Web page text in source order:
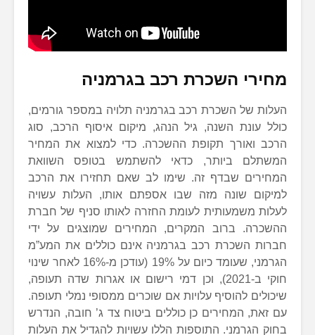
מחירי השכרת רכב בגרמניה
העלות של השכרת רכב בגרמניה תלויה במספר גורמים,
כולל עונת השנה, גיל הנהג, מיקום איסוף הרכב, סוג
הרכב ואורך תקופת ההשכרה. כדי למצוא את המחיר
המשתלם ביותר, כדאי להשתמש בטופס השוואת
המחירים שבדף זה. שימו לב שאם תחזירו את הרכב
למיקום שונה מזה שבו אספתם אותו, העלות עשויה
לעלות משמעותית לעומת החזרה לאותו סניף של חברת
ההשכרה. ברוב המקרים, המחירים שמוצגים על ידי
חברות השכרת רכב בגרמניה אינם כוללים את המע”מ
הגרמני, שעומד כיום על 19% (עודכן מ-16% לאחר שינוי
חוקי ב-2021), וכן דמי רישום או אגרות שדה תעופה,
שיכולים להוסיף עלויות אם שוכרים ממסופי נמלי תעופה.
עם זאת, המחירים כן כוללים ביטוח צד ג’ חובה, הנדרש
בחוק הגרמני. התוספות הללו עשויות להגדיל את העלות